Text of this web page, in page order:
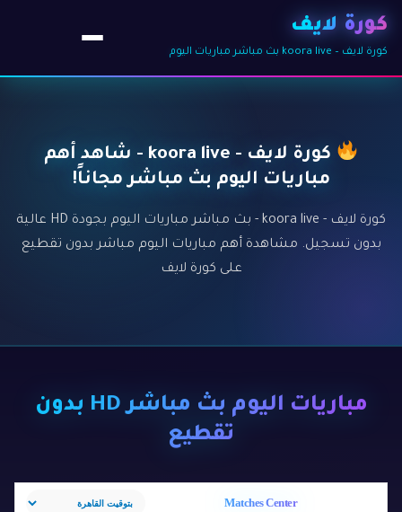
كورة لايف
كورة لايف – koora live بث مباشر مباريات اليوم
كورة لايف - koora live - شاهد أهم
مباريات اليوم بث مباشر مجاناً!
كورة لايف - koora live - بث مباشر مباريات اليوم بجودة HD عالية
بدون تسجيل. مشاهدة أهم مباريات اليوم مباشر بدون تقطيع
على كورة لايف
مباريات اليوم بث مباشر HD بدون
تقطيع
Matches Center